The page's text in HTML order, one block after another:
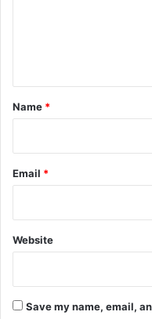
*
Name *
Email *
Website
Save my name, email,